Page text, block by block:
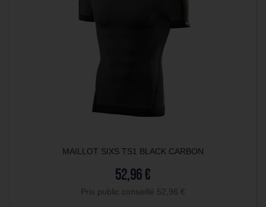
MAILLOT SIXS TS1 BLACK CARBON
52,96 €
Prix public conseillé 52,96 €